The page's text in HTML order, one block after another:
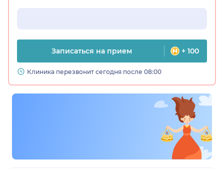
Записаться на прием + 100
Клиника перезвонит сегодня после 08:00